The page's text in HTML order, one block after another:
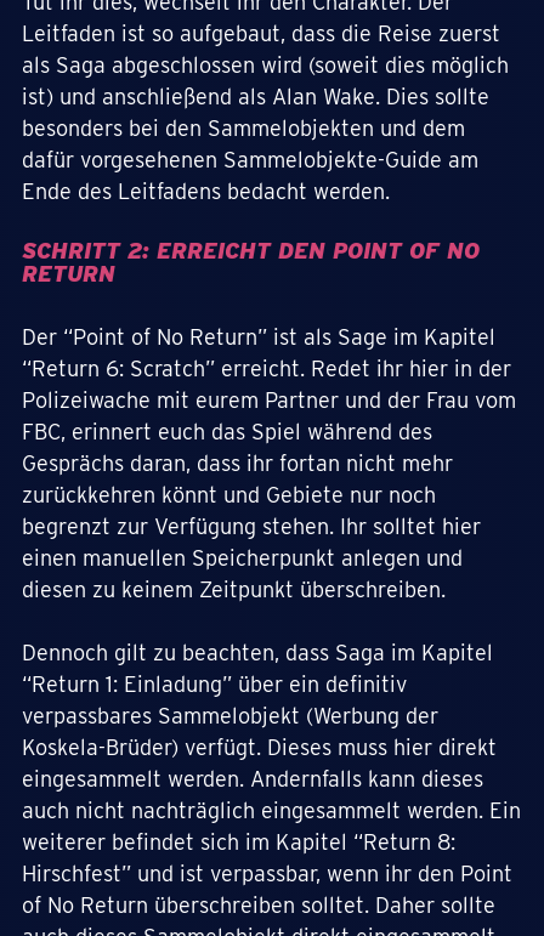
Leitfaden ist so aufgebaut, dass die Reise zuerst
als Saga abgeschlossen wird (soweit dies möglich
ist) und anschließend als Alan Wake. Dies sollte
besonders bei den Sammelobjekten und dem
dafür vorgesehenen Sammelobjekte-Guide am
Ende des Leitfadens bedacht werden.
SCHRITT 2: ERREICHT DEN POINT OF NO
RETURN
Der “Point of No Return” ist als Sage im Kapitel
“Return 6: Scratch” erreicht. Redet ihr hier in der
Polizeiwache mit eurem Partner und der Frau vom
FBC, erinnert euch das Spiel während des
Gesprächs daran, dass ihr fortan nicht mehr
zurückkehren könnt und Gebiete nur noch
begrenzt zur Verfügung stehen. Ihr solltet hier
einen manuellen Speicherpunkt anlegen und
diesen zu keinem Zeitpunkt überschreiben.
Dennoch gilt zu beachten, dass Saga im Kapitel
“Return 1: Einladung” über ein definitiv
verpassbares Sammelobjekt (Werbung der
Koskela-Brüder) verfügt. Dieses muss hier direkt
eingesammelt werden. Andernfalls kann dieses
auch nicht nachträglich eingesammelt werden. Ein
weiterer befindet sich im Kapitel “Return 8:
Hirschfest” und ist verpassbar, wenn ihr den Point
of No Return überschreiben solltet. Daher sollte